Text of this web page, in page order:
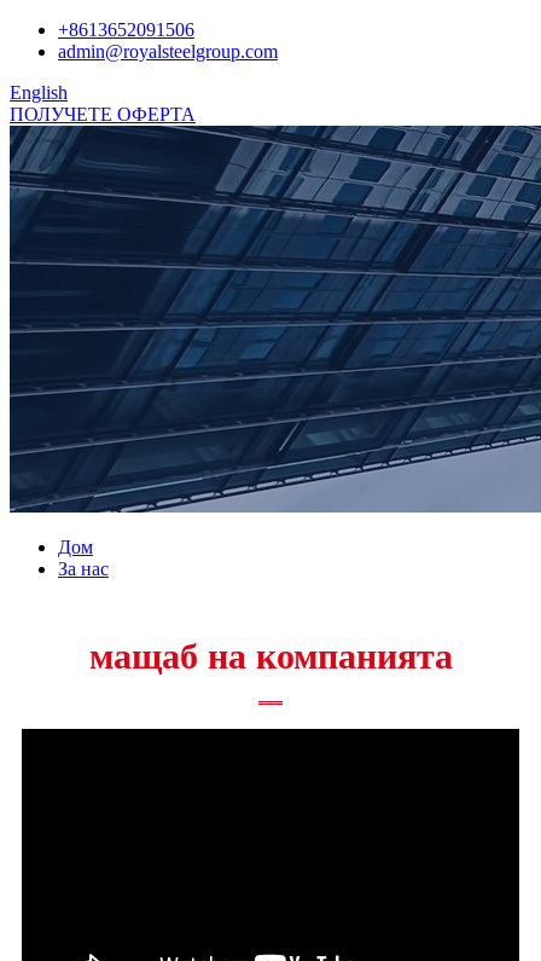
+8613652091506
admin@royalsteelgroup.com
English
ПОЛУЧЕТЕ ОФЕРТА
Дом
За нас
мащаб на компанията